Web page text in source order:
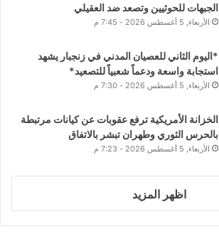
الجبهات للحوثيين وتصعد ضد العقيلي
الأربعاء, 5 أغسطس 2026 - 7:45 م
*اليوم الثاني للعصيان المدني في زنجبار يشهد
استجابة واسعة ودعماً شعبياً للتصعيد*
الأربعاء, 5 أغسطس 2026 - 7:30 م
الخزانة الأمريكية ترفع عقوبات عن كيانات مرتبطة
بالحرس الثوري وطهران تبشر بالاتفاق
الأربعاء, 5 أغسطس 2026 - 7:23 م
اظهر المزيد